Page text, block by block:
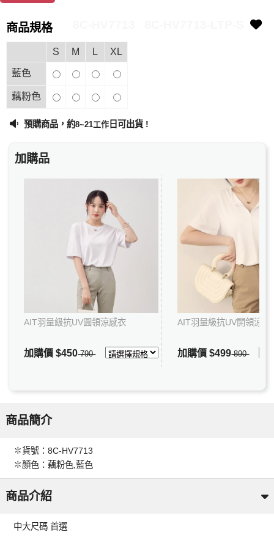
商品規格
S M L XL
藍色
藕粉色
預購商品，約8~21工作 日可出貨 !
加購品
AIT羽量級抗UV圓領涼感衣
加購價$450790
AIT羽量級抗UV開領涼感
加購價$499890
商品簡介
✽貨號：8C-HV7713
✽顏色：藕粉色,藍色
商品介紹
中大尺碼 首選